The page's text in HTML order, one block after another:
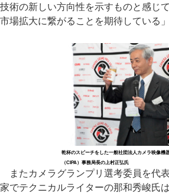
技術の新しい方向性を示すものと感じ
市場拡大に繋がることを期待している
乾杯のスピーチをした一般社団法人カメラ映像機
（CIPA）事務局長の上村正弘氏
またカメラグランプリ選考委員を代
家でテクニカルライターの那和秀峻氏